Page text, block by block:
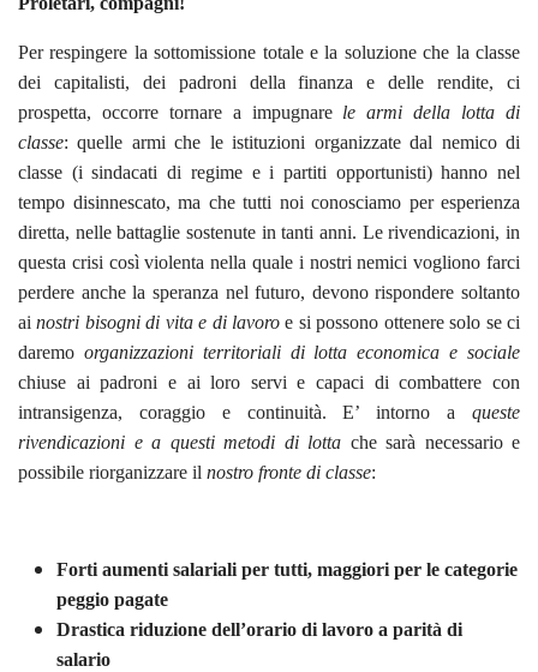
Per respingere la sottomissione totale e la soluzione che la classe
dei capitalisti, dei padroni della finanza e delle rendite, ci
prospetta, occorre tornare a impugnare le armi della lotta di
classe: quelle armi che le istituzioni organizzate dal nemico di
classe (i sindacati di regime e i partiti opportunisti) hanno nel
tempo disinnescato, ma che tutti noi conosciamo per esperienza
diretta, nelle battaglie sostenute in tanti anni. Le rivendicazioni, in
questa crisi così violenta nella quale i nostri nemici vogliono farci
perdere anche la speranza nel futuro, devono rispondere soltanto
ainostri bisogni di vita e di lavoro e si possono ottenere solo se ci
daremo organizzazioni territoriali di lotta economica e sociale
chiuse ai padroni e ai loro servi e capaci di combattere con
intransigenza, coraggio e continuità. E’ intorno a queste
rivendicazioni e a questi metodi di lotta che sarà necessario e
possibile riorganizzare il nostro fronte di classe:
Forti aumenti salariali per tutti, maggiori per le categorie
peggio pagate
Drastica riduzione dell’orario di lavoro a parità di
salario